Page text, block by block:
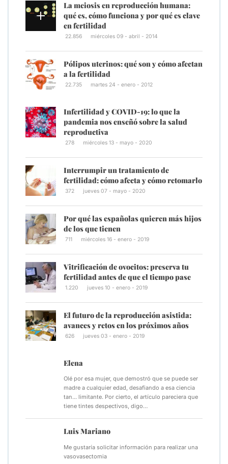
La meiosis en reproducción humana:
qué es, cómo funciona y por qué es clave
en fertilidad
22.856 miércoles 09 - abril - 2014
Pólipos uterinos: qué son y cómo afectan
a la fertilidad
22.735 martes 24 - enero - 2012
Infertilidad y COVID-19: lo que la
pandemia nos enseñó sobre la salud
reproductiva
278 miércoles 13 - mayo - 2020
Interrumpir un tratamiento de
fertilidad: cómo afecta y cómo retomarlo
372 jueves 07 - mayo - 2020
Por qué las españolas quieren más hijos
de los que tienen
711 miércoles 16 - enero - 2019
Vitrificación de ovocitos: preserva tu
fertilidad antes de que el tiempo pase
1.220 jueves 10 - enero - 2019
El futuro de la reproducción asistida:
avances y retos en los próximos años
626 jueves 03 - enero - 2019
Elena
Olé por esa mujer, que demostró que se puede ser
madre a cualquier edad, desafiando a esa ciencia
tan... limitante. Por cierto, el artículo pareciera que
tiene tintes despectivos, digo…
Luis Mariano
Me gustaría solicitar información para realizar una
vasovasectomia